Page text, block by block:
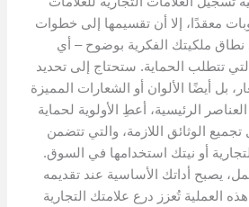
معقدًا، إلا أن تقسيمها إلى خطوات
نطاق ملكيتك الفكرية بوضوح – أي
تتطلب الحماية. ستحتاج إلى تحديد
بل أيضًا الألوان أو الشعارات المميزة
الرئيسية، أعطِ الأولوية لحماية
الوثائق اللازمة، والتي تتضمن
أو نيتك استخدامها في السوق.
يصبح أداتك الأساسية عند تقديمه
العملية تُعزز درع علامتك التجارية